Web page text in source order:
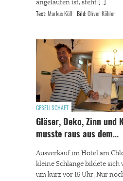
angelaufen ist, steht […]
Text: Markus Küll Bild: Oliver Köhler
GESELLSCHAFT
Gläser, Deko, Zinn und
musste raus aus dem…
Ausverkauf im Hotel am
kleine Schlange bildete sich
um kurz vor 15 Uhr. Nur